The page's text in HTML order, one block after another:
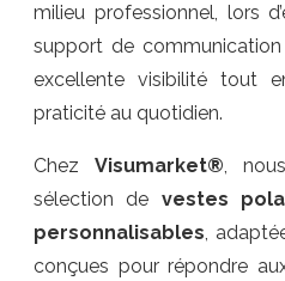
milieu professionnel, lors
support de
excellente visibilité tout
praticité au quotidien.
Chez Visumarket®,
sélection de vestes
personnalisables,
conçues pour répondre